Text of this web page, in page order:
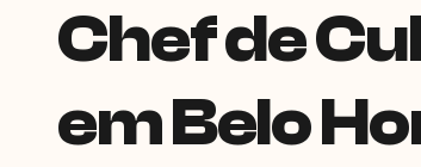
Chef de
em Belo